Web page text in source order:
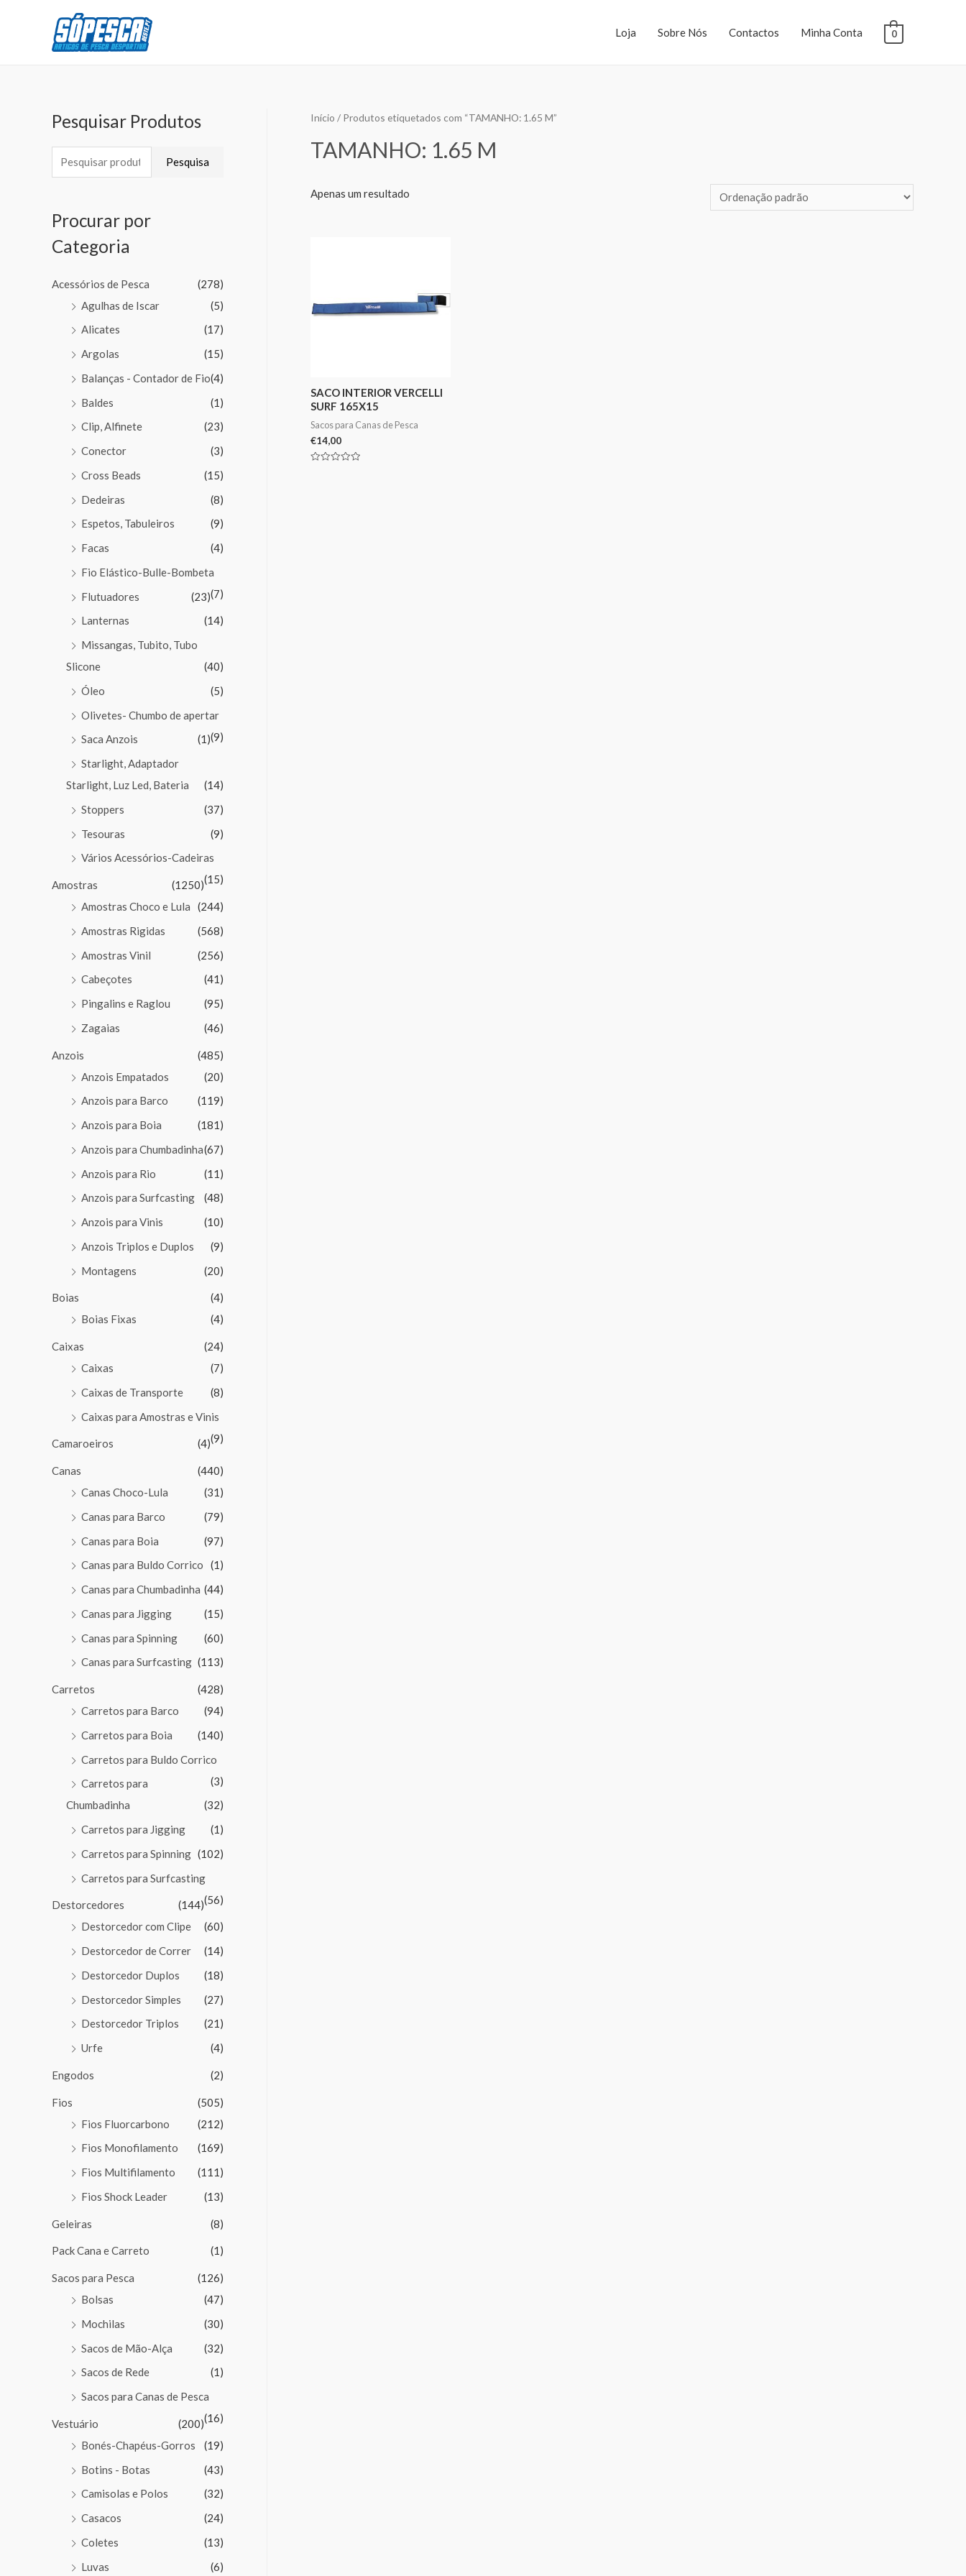
Loja Sobre Nós Contactos Minha Conta 0
Pesquisar Produtos
Pesquisa
Procurar por
Categoria
Acessórios de Pesca
(278)
Agulhas de Iscar
(5)
Alicates
(17)
Argolas
(15)
Balanças - Contador de Fio(4)
Baldes
(1)
Clip, Alfinete
(23)
Conector
(3)
Cross Beads
(15)
Dedeiras
(8)
Espetos, Tabuleiros
(9)
Facas
(4)
Fio Elástico-Bulle-Bombeta
(7)
Flutuadores
(23)
Lanternas
(14)
Missangas, Tubito, Tubo
Slicone
(40)
Óleo
(5)
Olivetes- Chumbo de apertar
(9)
Saca Anzois
(1)
Starlight, Adaptador
Starlight, Luz Led, Bateria
(14)
Stoppers
(37)
Tesouras
(9)
Vários Acessórios-Cadeiras
(15)
Amostras
(1250)
Amostras Choco e Lula
(244)
Amostras Rigidas
(568)
Amostras Vinil
(256)
Cabeçotes
(41)
Pingalins e Raglou
(95)
Zagaias
(46)
Anzois
(485)
Anzois Empatados
(20)
Anzois para Barco
(119)
Anzois para Boia
(181)
Anzois para Chumbadinha(67)
Anzois para Rio
(11)
Anzois para Surfcasting
(48)
Anzois para Vinis
(10)
Anzois Triplos e Duplos
(9)
Montagens
(20)
Boias
(4)
Boias Fixas
(4)
Caixas
(24)
Caixas
(7)
Caixas de Transporte
(8)
Caixas para Amostras e Vinis
(9)
Camaroeiros (4)
Canas
(440)
Canas Choco-Lula
(31)
Canas para Barco
(79)
Canas para Boia
(97)
Canas para Buldo Corrico
(1)
Canas para Chumbadinha (44)
Canas para Jigging
(15)
Canas para Spinning
(60)
Canas para Surfcasting (113)
Carretos
(428)
Carretos para Barco
(94)
Carretos para Boia
(140)
Carretos para Buldo Corrico
(3)
Carretos para
Chumbadinha
(32)
Carretos para Jigging
(1)
Carretos para Spinning (102)
Carretos para Surfcasting
(56)
Destorcedores
(144)
Destorcedor com Clipe
(60)
Destorcedor de Correr
(14)
Destorcedor Duplos
(18)
Destorcedor Simples
(27)
Destorcedor Triplos
(21)
Urfe
(4)
Engodos (2)
Fios
(505)
Fios Fluorcarbono
(212)
Fios Monofilamento
(169)
Fios Multifilamento
(111)
Fios Shock Leader
(13)
Geleiras (8)
Pack Cana e Carreto (1)
Sacos para Pesca
(126)
Bolsas
(47)
Mochilas
(30)
Sacos de Mão-Alça
(32)
Sacos de Rede
(1)
Sacos para Canas de Pesca
(16)
Vestuário
(200)
Bonés-Chapéus-Gorros
(19)
Botins - Botas
(43)
Camisolas e Polos
(32)
Casacos
(24)
Coletes
(13)
Luvas
(6)
Início / Produtos etiquetados com “TAMANHO: 1.65 M”
TAMANHO: 1.65 M
Apenas um resultado
SACO INTERIOR VERCELLI
SURF 165X15
Sacos para Canas de Pesca
€14,00